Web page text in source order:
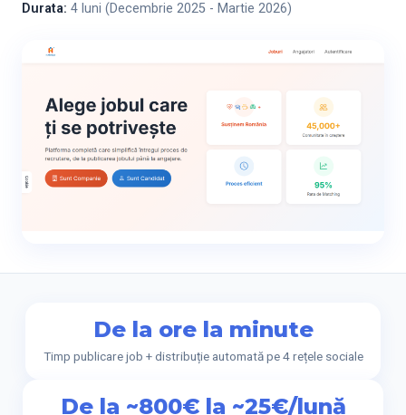
Durata: 4 luni (Decembrie 2025 - Martie 2026)
De la ore la minute
Timp publicare job + distribuție automată pe 4 rețele sociale
De la ~800€ la ~25€/lună